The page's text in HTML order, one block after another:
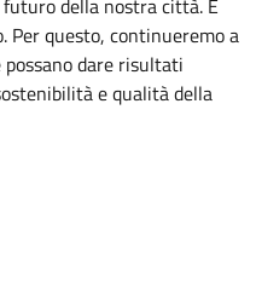
della nostra città. È
Per questo, continueremo a
dare risultati
e qualità della